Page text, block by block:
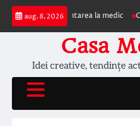
Skip
content
aug. 8, 2026
prezentarea la medic Când
Casa
Idei creative, tendințe